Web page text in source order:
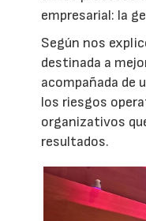
empresarial: la
Según nos
destinada a
acompañada de
los riesgos
organizativos
resultados.